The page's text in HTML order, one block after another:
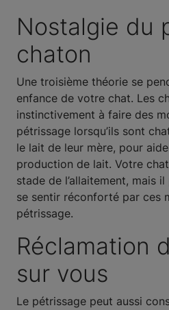
Nostalgie du
chaton
Une troisième théorie se
enfance de votre chat. Les
instinctivement à faire des
pétrissage lorsqu’ils sont
le lait de leur mère, pour
production de lait. Votre
stade de l’allaitement, mais
se sentir réconforté par ces
pétrissage.
Réclamation
sur vous
Le pétrissage peut aussi